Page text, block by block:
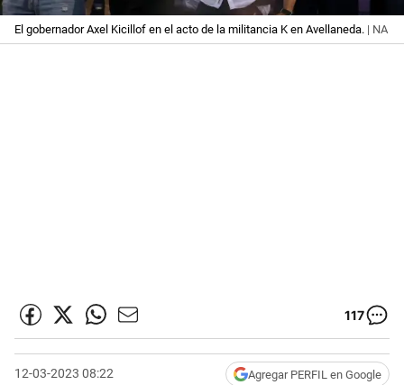
El gobernador Axel Kicillof en el acto de la militancia K en Avellaneda. | NA
117
12-03-2023 08:22 Agregar PERFIL en Google